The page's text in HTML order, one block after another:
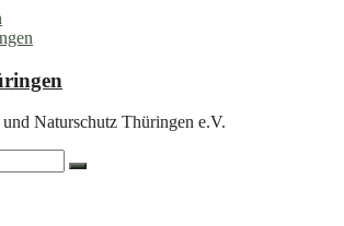
Naturschutz Thüringen e.V.